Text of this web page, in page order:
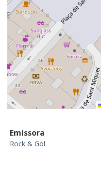
Emissora
Rock & Gol